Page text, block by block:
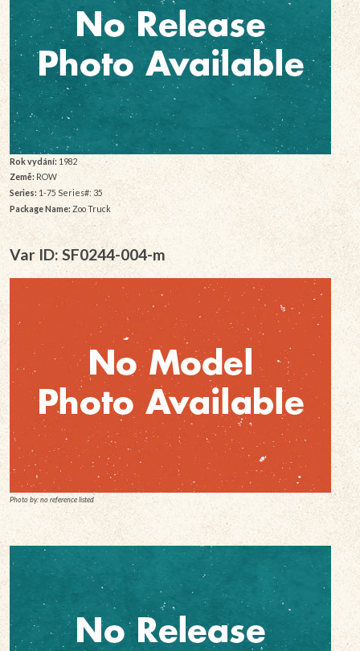
Rok vydání: 1982
Země: ROW
Series: 1-75 Series#: 35
Package Name: Zoo Truck
Var ID: SF0244-004-m
Photo by: no reference listed